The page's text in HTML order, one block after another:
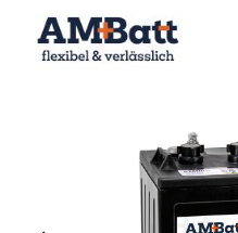
Bildergalerie überspringen